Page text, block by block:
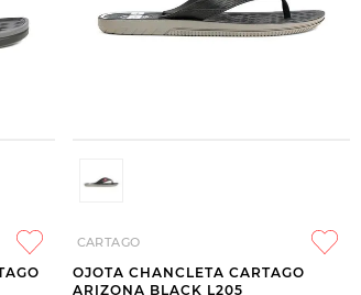
CARTAGO
OJOTA CHANCLETA CARTAGO
ARIZONA BLACK L205